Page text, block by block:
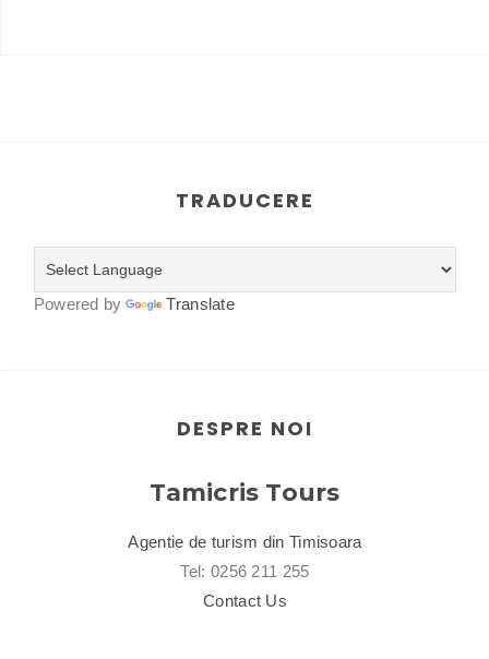
TRADUCERE
Powered by Translate
DESPRE NOI
Tamicris Tours
Agentie de turism din Timisoara
Tel: 0256 211 255
Contact Us